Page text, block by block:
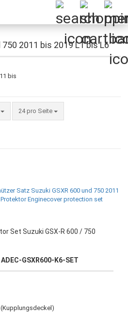
750 2011 bis 2019 L1 bis L6
24 pro Seite
pro Seite
Set Suzuki GSX-R 600 / 750
GSXR600-K6-SET